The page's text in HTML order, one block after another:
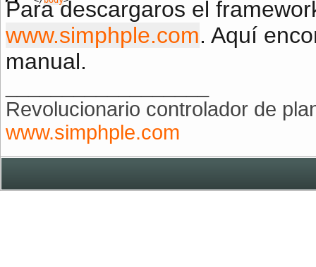
Para descargaros el
www.simphple.com. Aquí
manual.
Revolucionario controlador de
www.simphple.com